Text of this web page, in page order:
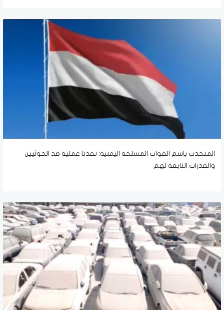
المتحدث باسم القوات المسلحة اليمنية: نفذنا عملية ضد الحوثيين
والقدرات التابعة لهم